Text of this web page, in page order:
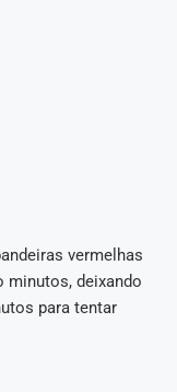
vermelhas
minutos, deixando
para tentar